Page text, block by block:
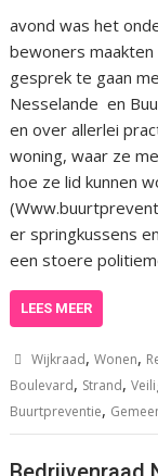
avond was het
bewoners maakten
gesprek te gaan
Nesselande en
en over allerlei
woning, waar ze
hoe ze lid kunnen
er springkussens
een stoere
LEES MEER
Wijkraad,Wonen,
Boulevard, Strand,
Buurtpreventie,